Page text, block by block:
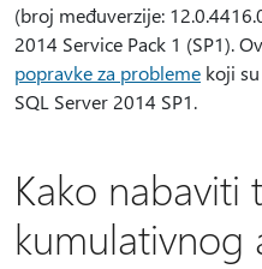
(broj međuverzije:
2014 Service Pack 1 (SP1).
popravke za probleme koji
SQL Server 2014 SP1.
Kako nabaviti
kumulativnog